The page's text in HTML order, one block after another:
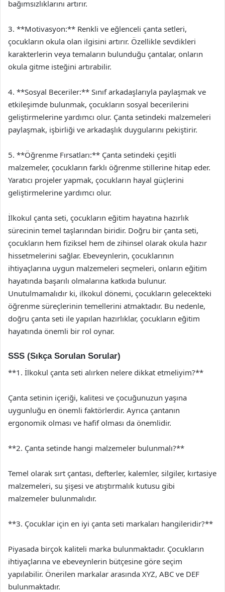
bağımsızlıklarını artırır.
3. **Motivasyon:** Renkli ve eğlenceli çanta setleri,
çocukların okula olan ilgisini artırır. Özellikle sevdikleri
karakterlerin veya temaların bulunduğu çantalar, onların
okula gitme isteğini artırabilir.
4. **Sosyal Beceriler:** Sınıf arkadaşlarıyla paylaşmak ve
etkileşimde bulunmak, çocukların sosyal becerilerini
geliştirmelerine yardımcı olur. Çanta setindeki malzemeleri
paylaşmak, işbirliği ve arkadaşlık duygularını pekiştirir.
5. **Öğrenme Fırsatları:** Çanta setindeki çeşitli
malzemeler, çocukların farklı öğrenme stillerine hitap eder.
Yaratıcı projeler yapmak, çocukların hayal güçlerini
geliştirmelerine yardımcı olur.
İlkokul çanta seti, çocukların eğitim hayatına hazırlık
sürecinin temel taşlarından biridir. Doğru bir çanta seti,
çocukların hem fiziksel hem de zihinsel olarak okula hazır
hissetmelerini sağlar. Ebeveynlerin, çocuklarının
ihtiyaçlarına uygun malzemeleri seçmeleri, onların eğitim
hayatında başarılı olmalarına katkıda bulunur.
Unutulmamalıdır ki, ilkokul dönemi, çocukların gelecekteki
öğrenme süreçlerinin temellerini atmaktadır. Bu nedenle,
doğru çanta seti ile yapılan hazırlıklar, çocukların eğitim
hayatında önemli bir rol oynar.
SSS (Sıkça Sorulan Sorular)
**1. İlkokul çanta seti alırken nelere dikkat etmeliyim?**
Çanta setinin içeriği, kalitesi ve çocuğunuzun yaşına
uygunluğu en önemli faktörlerdir. Ayrıca çantanın
ergonomik olması ve hafif olması da önemlidir.
**2. Çanta setinde hangi malzemeler bulunmalı?**
Temel olarak sırt çantası, defterler, kalemler, silgiler, kırtasiye
malzemeleri, su şişesi ve atıştırmalık kutusu gibi
malzemeler bulunmalıdır.
**3. Çocuklar için en iyi çanta seti markaları hangileridir?**
Piyasada birçok kaliteli marka bulunmaktadır. Çocukların
ihtiyaçlarına ve ebeveynlerin bütçesine göre seçim
yapılabilir. Önerilen markalar arasında XYZ, ABC ve DEF
bulunmaktadır.